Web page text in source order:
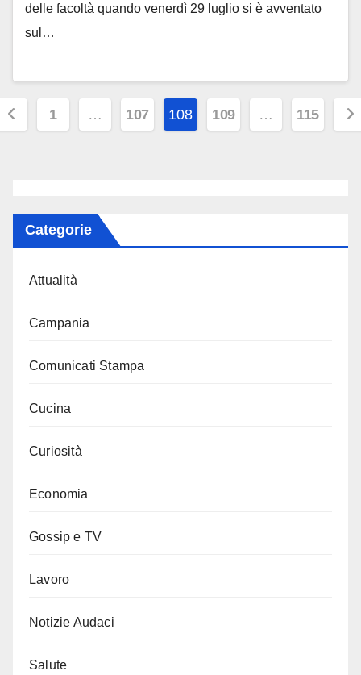
delle facoltà quando venerdì 29 luglio si è avventato
sul…
1 … 107 108 109 … 115
Categorie
Attualità
Campania
Comunicati Stampa
Cucina
Curiosità
Economia
Gossip e TV
Lavoro
Notizie Audaci
Salute